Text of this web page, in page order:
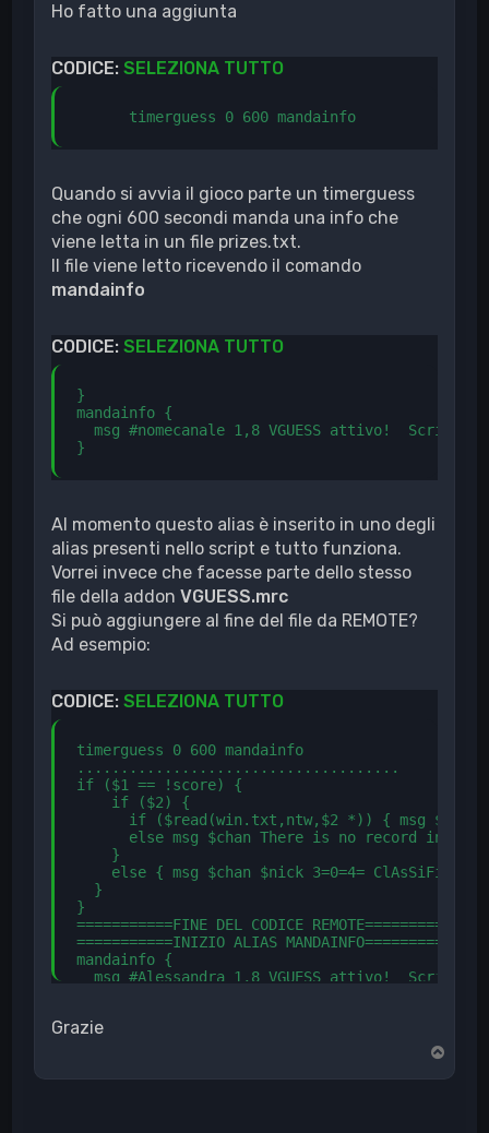
Ho fatto una aggiunta
CODICE:SELEZIONA TUTTO
Quando si avvia il gioco parte un timerguess
che ogni 600 secondi manda una info che
viene letta in un file prizes.txt.
Il file viene letto ricevendo il comando
mandainfo
CODICE:SELEZIONA TUTTO
}
mandainfo {
msg #nomecanale 1,8 VGUESS attivo!  Scrivi
}
Al momento questo alias è inserito in uno degli
alias presenti nello script e tutto funziona.
Vorrei invece che facesse parte dello stesso
file della addonVGUESS.mrc
Si può aggiungere al fine del file da REMOTE?
Ad esempio:
CODICE:SELEZIONA TUTTO
timerguess 0 600 mandainfo
.....................................
if ($1 == !score) {
    if ($2) {
if ($read(win.txt,ntw,$2 *)) { msg
else msg $chan There is no record in
    }
else { msg $chan $nick 3=0=4= ClAsSiFiCa
  }
}
===========FINE DEL CODICE REMOTE=========
===========INIZIO ALIAS MANDAINFO==========
mandainfo {
msg #Alessandra 1,8 VGUESS attivo!  Scrivi
Grazie
o